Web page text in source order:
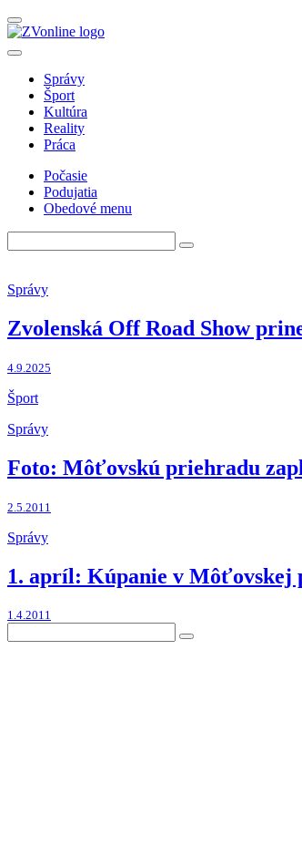
Správy
Šport
Kultúra
Reality
Práca
Počasie
Podujatia
Obedové menu
Správy
Zvolenská Off Road Show
4.9.2025
Šport
Správy
Foto: Môťovskú priehradu
2.5.2011
Správy
1. apríl: Kúpanie v Môťovskej
1.4.2011